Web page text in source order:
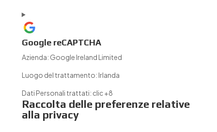
Google reCAPTCHA
Azienda: Google Ireland Limited
Luogo del trattamento:Irlanda
Dati Personali trattati: clic +8
Raccolta delle preferenze relative
alla privacy